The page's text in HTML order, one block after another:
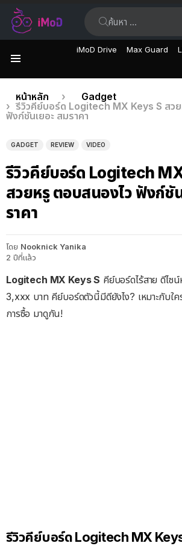
iMoD Drive Max Guard
เรื่อง
ล่าสุด
คุณอยู่ที่นี่:
หน้าหลัก
Gadget
รีวิวคีย์บอร์ด Logitech MX Keys S สว
ฟังก์ชันเยอะ สมราคา
GADGET REVIEW VIDEO
รีวิวคีย์บอร์ด Logitech
สวยหรู ตอบสนองไว ฟังก์ชั
ราคา
โดย Nooknick Yanika
2 ปีที่แล้ว
Logitech MX Keys S คีย์บอร์ดไร้สาย ดีไซ
3,xxx บาท คีย์บอร์ดตัวนี้มีดียังไง? เหมาะกับใค
การซื้อ มาดูกัน!
รีวิวคีย์บอร์ด Logitech MX